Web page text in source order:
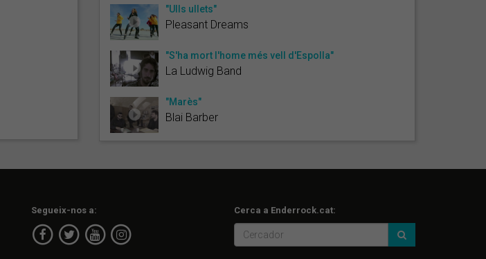
"Ulls ullets"
Pleasant Dreams
"S'ha mort l'home més vell d'Espolla"
La Ludwig Band
"Marès"
Blai Barber
Segueix-nos a: Cerca a Enderrock.cat: